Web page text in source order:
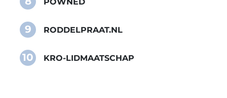
POWNED
9 RODDELPRAAT.NL
10 KRO-LIDMAATSCHAP